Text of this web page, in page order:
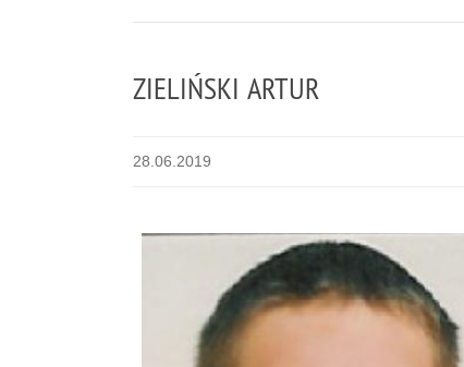
ZIELIŃSKI ARTUR
28.06.2019